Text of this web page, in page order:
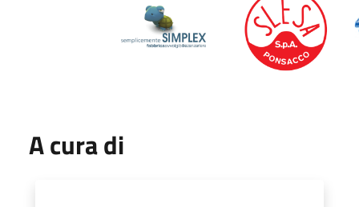
A cura di